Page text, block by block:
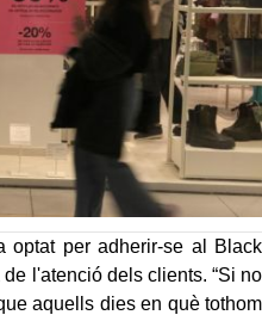
optat per adherir-se al Black
l'atenció dels clients. “Si no
aquells dies en què tothom